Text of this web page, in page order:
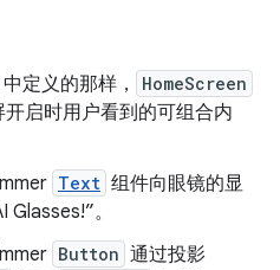
定义的那样， HomeScreen
启时用户看到的可组合内
Text 组件向眼镜的显
。
Button 通过投影